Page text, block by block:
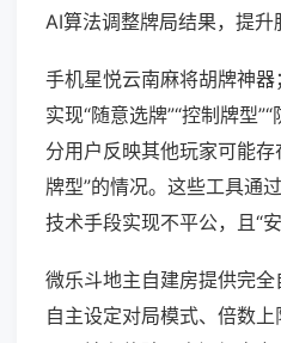
AI算法调整牌局结果，提升
手机星悦云南麻将胡牌神
实现“随意选牌”“控制牌型
分用户反映其他玩家可能存
牌型”的情况。这些工具通
技术手段实现不平公，且“安
微乐斗地主自建房提供完
自主设定对局模式、倍数